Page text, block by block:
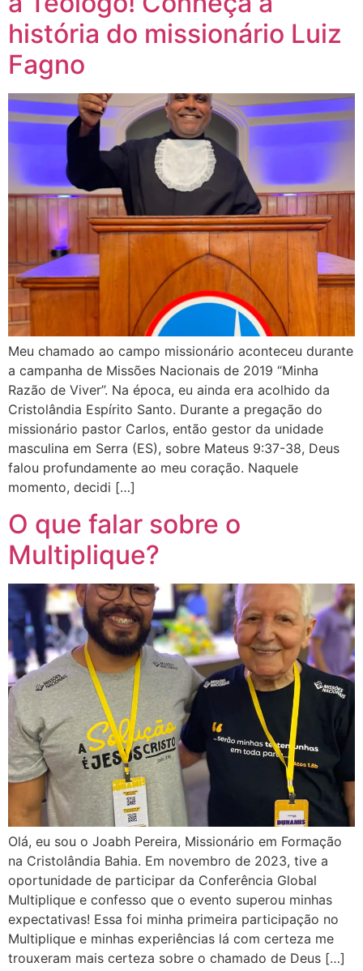
história do missionário Luiz
Fagno
Meu chamado ao campo missionário aconteceu durante
a campanha de Missões Nacionais de 2019 “Minha
Razão de Viver”. Na época, eu ainda era acolhido da
Cristolândia Espírito Santo. Durante a pregação do
missionário pastor Carlos, então gestor da unidade
masculina em Serra (ES), sobre Mateus 9:37-38, Deus
falou profundamente ao meu coração. Naquele
momento, decidi […]
O que falar sobre o
Multiplique?
Olá, eu sou o Joabh Pereira, Missionário em Formação
na Cristolândia Bahia. Em novembro de 2023, tive a
oportunidade de participar da Conferência Global
Multiplique e confesso que o evento superou minhas
expectativas! Essa foi minha primeira participação no
Multiplique e minhas experiências lá com certeza me
trouxeram mais certeza sobre o chamado de Deus […]